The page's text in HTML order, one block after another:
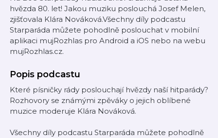
hvězda 80. let! Jakou muziku poslouchá Josef Melen,
zjišťovala Klára Nováková.Všechny díly podcastu
Starparáda můžete pohodlně poslouchat v mobilní
aplikaci mujRozhlas pro Android a iOS nebo na webu
mujRozhlas.cz.
Popis podcastu
Které písničky rády poslouchají hvězdy naší hitparády?
Rozhovory se známými zpěváky o jejich oblíbené
muzice moderuje Klára Nováková.
Všechny díly podcastu Starparáda můžete pohodlně